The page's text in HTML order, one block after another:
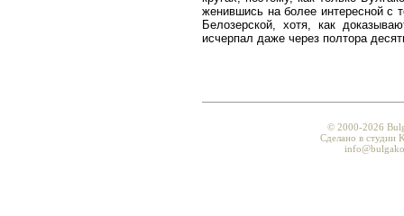
женившись на более интересной с
Белозерской, хотя, как
исчерпал даже через полтора
© 2000-2026
Сделано в студии